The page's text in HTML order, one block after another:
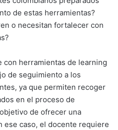
de estas herramientas?
o necesitan fortalecer con
con herramientas de learning
de seguimiento a los
ya que permiten recoger
en el proceso de
de ofrecer una
ese caso, el docente requiere